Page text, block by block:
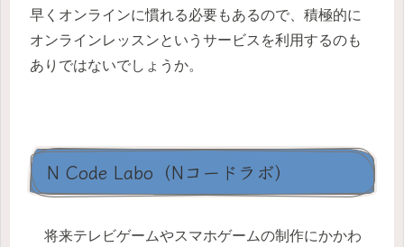
早くオンラインに慣れる必要もあるので、積極的に
オンラインレッスンというサービスを利用するのも
ありではないでしょうか。
N Code Labo（Nコードラボ）
将来テレビゲームやスマホゲームの制作にかかわ